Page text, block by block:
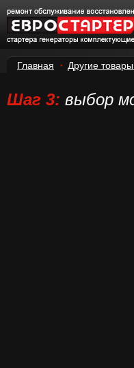
Главная Другие
Шаг 3: выбор